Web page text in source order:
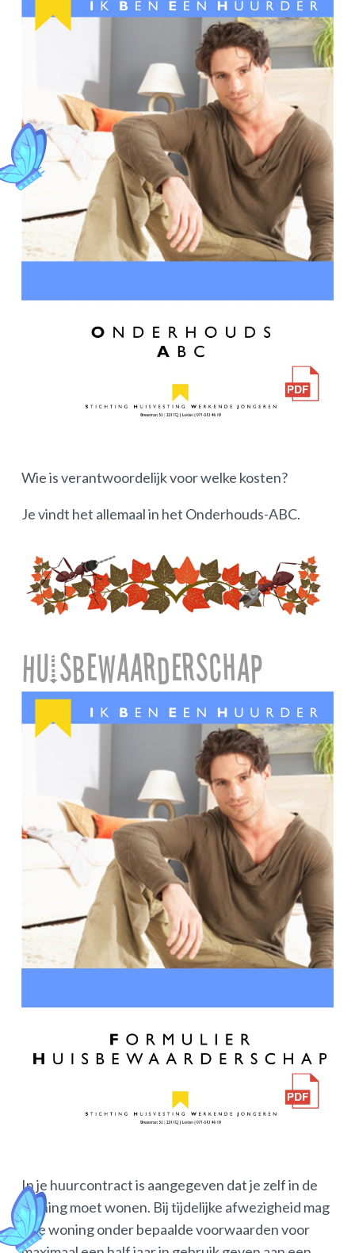
Wie is verantwoordelijk voor welke kosten?
Je vindt het allemaal in het Onderhouds-ABC.
Huisbewaarderschap
In je huurcontract is aangegeven dat je zelf in de
woning moet wonen. Bij tijdelijke afwezigheid mag
je je woning onder bepaalde voorwaarden voor